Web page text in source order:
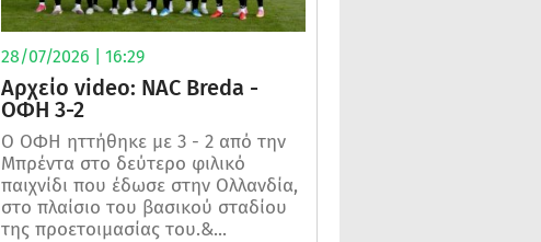
28/07/2026 | 16:29
Αρχείο video: NAC Breda -
ΟΦΗ 3-2
Ο ΟΦΗ ηττήθηκε με 3 - 2 από την
Μπρέντα στο δεύτερο φιλικό
παιχνίδι που έδωσε στην Ολλανδία,
στο πλαίσιο του βασικού σταδίου
της προετοιμασίας του.&...